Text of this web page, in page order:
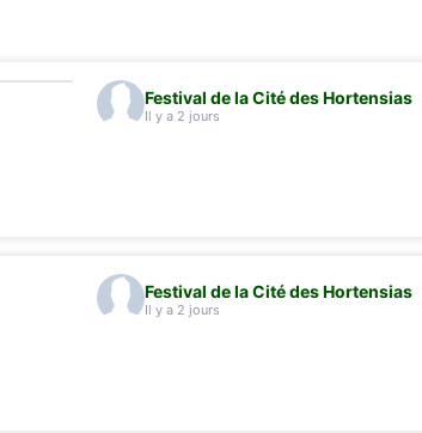
Festival de la Cité des Hortensias
Il y a 2 jours
Festival de la Cité des Hortensias
Il y a 2 jours